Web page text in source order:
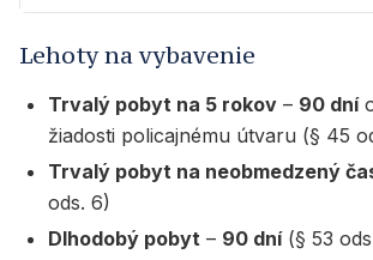
Lehoty na vybavenie
Trvalý pobyt na 5 rokov – 90 dní
žiadosti policajnému útvaru (§ 45
Trvalý pobyt na neobmedzený
ods. 6)
Dlhodobý pobyt – 90 dní(§ 53